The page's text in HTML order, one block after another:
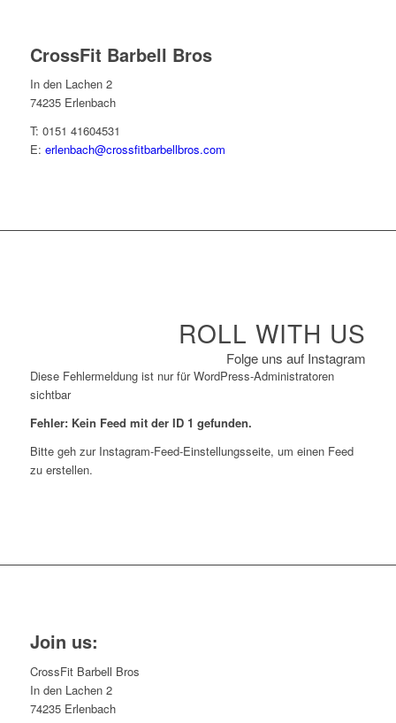
CrossFit Barbell Bros
In den Lachen 2
74235 Erlenbach
T: 0151 41604531
E: erlenbach@crossfitbarbellbros.com
ROLL WITH US
Folge uns auf Instagram
Diese Fehlermeldung ist nur für WordPress-Administratoren
sichtbar
Fehler: Kein Feed mit der ID 1 gefunden.
Bitte geh zur Instagram-Feed-Einstellungsseite, um einen Feed
zu erstellen.
Join us:
CrossFit Barbell Bros
In den Lachen 2
74235 Erlenbach